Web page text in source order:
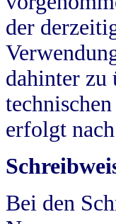
der
dahinter zu
erfolgt
Bei den